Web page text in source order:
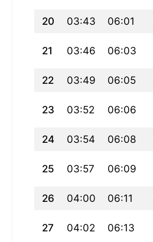
20 03:43 06:01
21 03:46 06:03
22 03:49 06:05
23 03:52 06:06
24 03:54 06:08
25 03:57 06:09
26 04:00 06:11
27 04:02 06:13